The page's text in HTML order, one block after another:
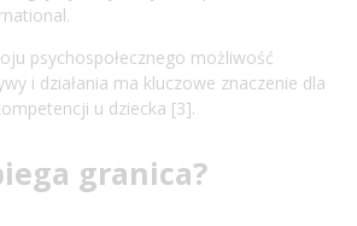
psychospołecznego możliwość
i działania ma kluczowe znaczenie dla
u dziecka [3].
granica?